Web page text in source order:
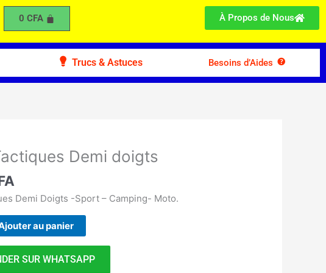
0 CFA À Propos de Nous
Trucs & Astuces Besoins d’Aides
Demi doigts
Demi Doigts -Sport – Camping- Moto.
au panier
SUR WHATSAPP